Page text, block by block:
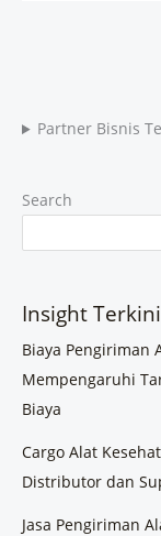
Partner Bisnis
Search
Insight Terkini
Biaya Pengiriman
Mempengaruhi
Biaya
Cargo Alat
Distributor dan
Jasa Pengiriman